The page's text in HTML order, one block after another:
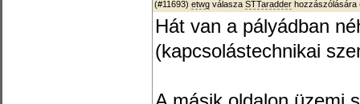
(#11693) etwg válasza STTaradder hozzászólására
Hát van a pályádban
(kapcsolástechnikai